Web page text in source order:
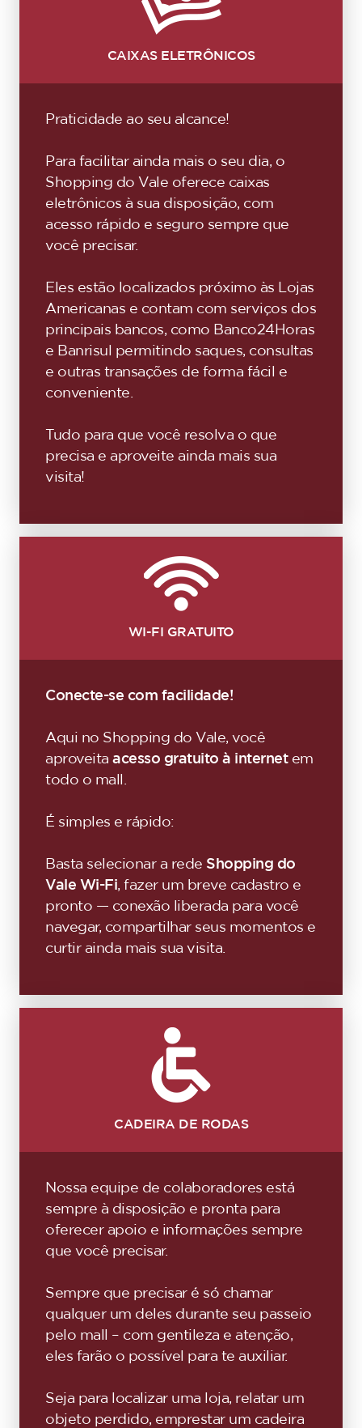
CAIXAS ELETRÔNICOS
Praticidade ao seu alcance!
Para facilitar ainda mais o seu dia, o
Shopping do Vale oferece caixas
eletrônicos à sua disposição, com
acesso rápido e seguro sempre que
você precisar.
Eles estão localizados próximo às Lojas
Americanas e contam com serviços dos
principais bancos, como Banco24Horas
e Banrisul permitindo saques, consultas
e outras transações de forma fácil e
conveniente.
Tudo para que você resolva o que
precisa e aproveite ainda mais sua
visita!
WI-FI GRATUITO
Conecte-se com facilidade!
Aqui no Shopping do Vale, você
aproveita acesso gratuito à internetem
todo o mall.
É simples e rápido:
Basta selecionar a rede Shopping do
Vale Wi-Fi, fazer um breve cadastro e
pronto — conexão liberada para você
navegar, compartilhar seus momentos e
curtir ainda mais sua visita.
CADEIRA DE RODAS
Nossa equipe de colaboradores está
sempre à disposição e pronta para
oferecer apoio e informações sempre
que você precisar.
Sempre que precisar é só chamar
qualquer um deles durante seu passeio
pelo mall – com gentileza e atenção,
eles farão o possível para te auxiliar.
Seja para localizar uma loja, relatar um
objeto perdido, emprestar um cadeira